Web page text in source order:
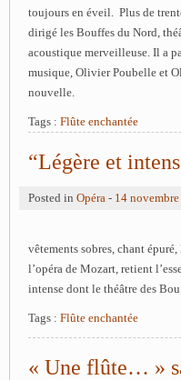
toujours en éveil. Plus de
dirigé les Bouffes du Nord,
acoustique merveilleuse. Il a
musique, Olivier Poubelle et
nouvelle.
Tags : Flûte enchantée
“Légère et
Posted in Opéra - 14
vêtements sobres, chant
l’opéra de Mozart, retient
intense dont le théâtre des
Tags : Flûte enchantée
« Une flûte… »